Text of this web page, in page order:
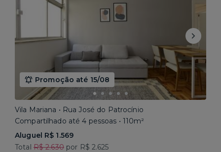
Promoção até 15/08
Vila Mariana • Rua José do Patrocínio
Compartilhado até 4 pessoas • 110m²
Aluguel R$ 1.569
Total R$ 2.630por R$ 2.625